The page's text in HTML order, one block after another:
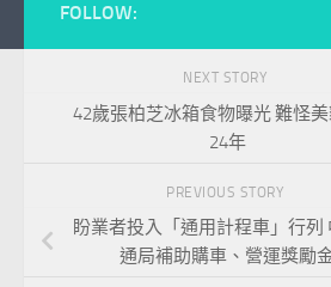
FOLLOW:
NEXT STORY
42歲張柏芝冰箱食物曝光 難怪
24年
PREVIOUS STORY
盼業者投入「通用計程車」行列
通局補助購車、營運獎勵